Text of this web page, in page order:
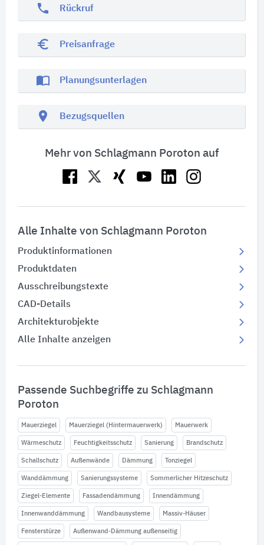
phone Rückruf
euro_symbol Preisanfrage
import_contacts Planungsunterlagen
location_on Bezugsquellen
Mehr von Schlagmann Poroton auf
Alle Inhalte von Schlagmann Poroton
Produktinformationen
Produktdaten
Ausschreibungstexte
CAD-Details
Architekturobjekte
Alle Inhalte anzeigen
Passende Suchbegriffe zu Schlagmann
Poroton
Mauerziegel Mauerziegel (Hintermauerwerk) Mauerwerk
Wärmeschutz Feuchtigkeitsschutz Sanierung Brandschutz
Schallschutz Außenwände Dämmung Tonziegel
Wanddämmung Sanierungssysteme Sommerlicher Hitzeschutz
Ziegel-Elemente Fassadendämmung Innendämmung
Innenwanddämmung Wandbausysteme Massiv-Häuser
Fensterstürze Außenwand-Dämmung außenseitig